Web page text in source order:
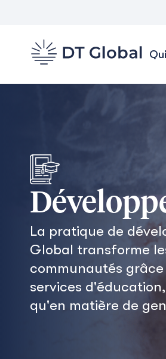
La pratique de
Global transforme
communautés
services
qu'en matière de